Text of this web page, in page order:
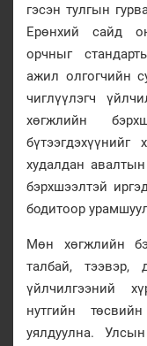
гэсэн тулгын
Ерөнхий сайд
орчныг
ажил олгогчийн
чиглүүлэгч
хөгжлийн
худалдан
бэрхшээлтэй
бодитоор
Мөн хөгжлийн
талбай, тээвэр,
үйлчилгээний
нутгийн
уялдуулна.